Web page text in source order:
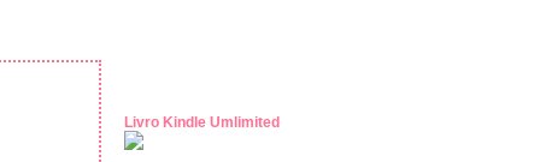
Livro Kindle Umlimited